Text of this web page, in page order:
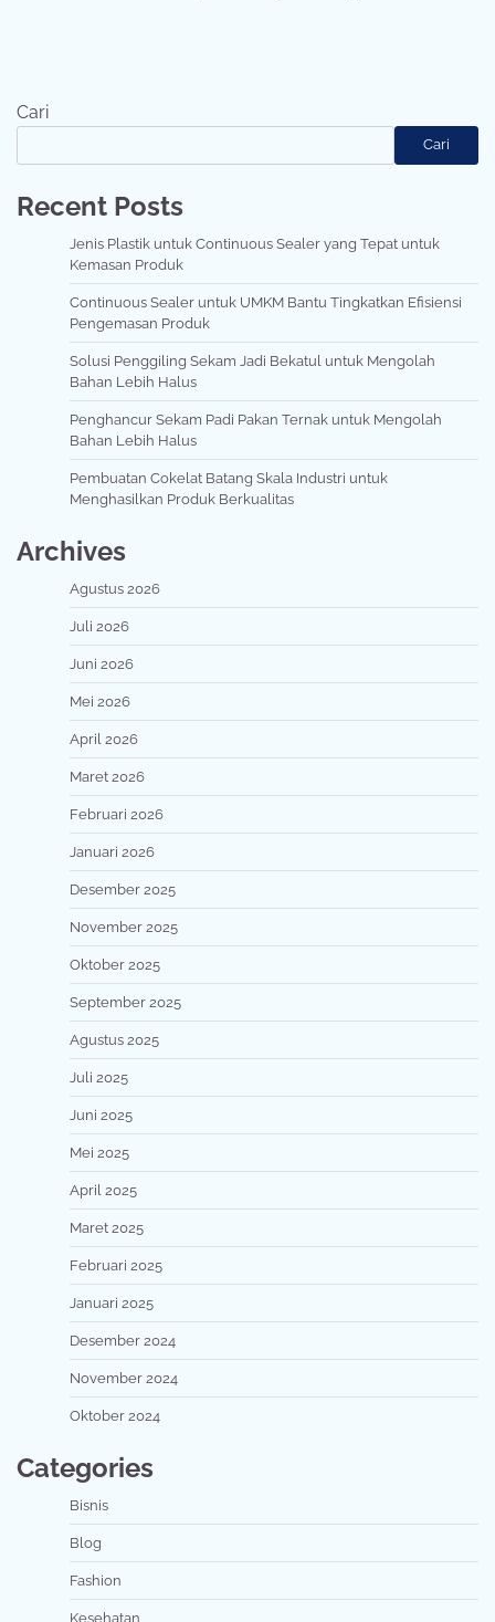
Cari
Cari
Recent Posts
Jenis Plastik untuk Continuous Sealer yang Tepat untuk
Kemasan Produk
Continuous Sealer untuk UMKM Bantu Tingkatkan Efisiensi
Pengemasan Produk
Solusi Penggiling Sekam Jadi Bekatul untuk Mengolah
Bahan Lebih Halus
Penghancur Sekam Padi Pakan Ternak untuk Mengolah
Bahan Lebih Halus
Pembuatan Cokelat Batang Skala Industri untuk
Menghasilkan Produk Berkualitas
Archives
Agustus 2026
Juli 2026
Juni 2026
Mei 2026
April 2026
Maret 2026
Februari 2026
Januari 2026
Desember 2025
November 2025
Oktober 2025
September 2025
Agustus 2025
Juli 2025
Juni 2025
Mei 2025
April 2025
Maret 2025
Februari 2025
Januari 2025
Desember 2024
November 2024
Oktober 2024
Categories
Bisnis
Blog
Fashion
Kesehatan